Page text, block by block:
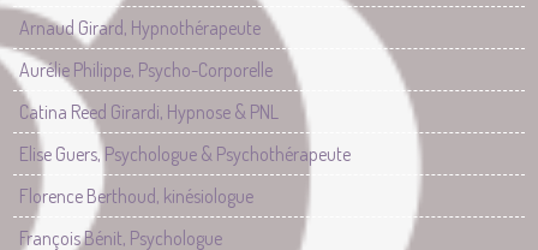
Arnaud Girard, Hypnothérapeute
Aurélie Philippe, Psycho-Corporelle
Catina Reed Girardi, Hypnose & PNL
Elise Guers, Psychologue & Psychothérapeute
Florence Berthoud, kinésiologue
François Bénit, Psychologue